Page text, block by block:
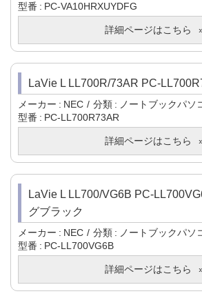
型番
PC-VA10HRXUYDFG
詳細ページはこちら
LaVie L LL700R/73AR PC-
メーカー NEC 分類
ノートブックパソ
型番
PC-LL700R73AR
詳細ページはこちら
LaVie L LL700/VG6B PC-
グブラック
メーカー NEC 分類
ノートブックパソ
型番
PC-LL700VG6B
詳細ページはこちら